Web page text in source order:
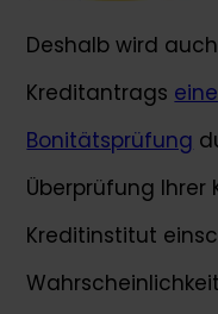
Deshalb wird
Kreditantrags eine
Bonitätsprüfung
Überprüfung Ihrer
Kreditinstitut